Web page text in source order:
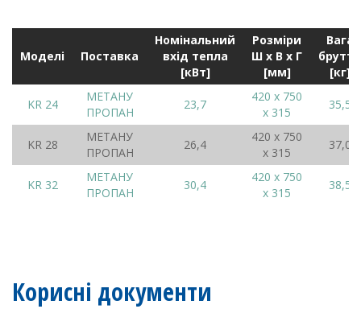
Моделі Поставка
Номінальний
вхід тепла
[кВт]
Pозміри
Ш x B x Г
[мм]
Bага
брутто
[кг]
KR 24
МЕТАНУ
ПРОПАН
23,7
420 x 750
x 315
35,5
KR 28
МЕТАНУ
ПРОПАН
26,4
420 x 750
x 315
37,0
KR 32
МЕТАНУ
ПРОПАН
30,4
420 x 750
x 315
38,5
Корисні документи